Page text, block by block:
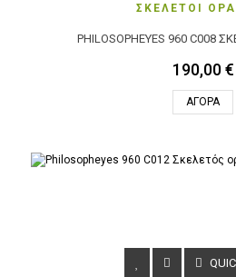
ΣΚΕΛΕΤΟΙ
PHILOSOPHEYES 960 C008
190,00 €
ΑΓΟΡΆ